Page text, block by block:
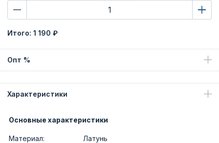
Итого: 1 190 ₽
Опт %
Характеристики
Основные характеристики
Материал:
Латунь